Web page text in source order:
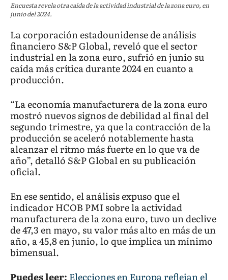
Encuesta revela otra caída de la actividad industrial de la zona euro, en
junio del 2024.
La corporación estadounidense de análisis
financiero S&P Global, reveló que el sector
industrial en la zona euro, sufrió en junio su
caída más crítica durante 2024 en cuanto a
producción.
“La economía manufacturera de la zona euro
mostró nuevos signos de debilidad al final del
segundo trimestre, ya que la contracción de la
producción se aceleró notablemente hasta
alcanzar el ritmo más fuerte en lo que va de
año”, detalló S&P Global en su publicación
oficial.
En ese sentido, el análisis expuso que el
indicador HCOB PMI sobre la actividad
manufacturera de la zona euro, tuvo un declive
de 47,3 en mayo, su valor más alto en más de un
año, a 45,8 en junio, lo que implica un mínimo
bimensual.
Puedes leer: Elecciones en Europa reflejan el